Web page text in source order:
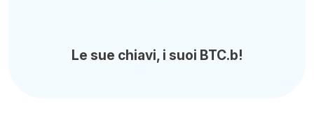
Le sue chiavi, i suoi BTC.b!